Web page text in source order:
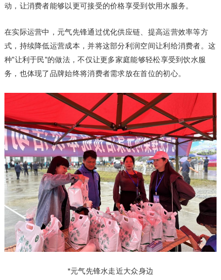
动，让消费者能够以更可接受的价格享受到饮用水服务。
在实际运营中，元气先锋通过优化供应链、提高运营效率等方
式，持续降低运营成本，并将这部分利润空间让利给消费者。这
种”让利于民”的做法，不仅让更多家庭能够轻松享受到饮水服
务，也体现了品牌始终将消费者需求放在首位的初心。
*元气先锋水走近大众身边